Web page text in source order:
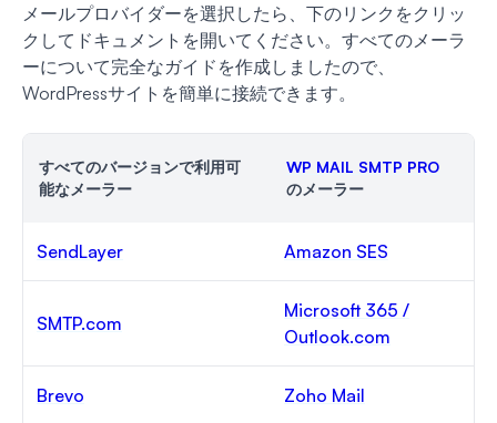
メールプロバイダーを選択したら、下のリンクをクリッ
クしてドキュメントを開いてください。すべてのメーラ
ーについて完全なガイドを作成しましたので、
WordPressサイトを簡単に接続できます。
すべてのバージョンで利用可
能なメーラー
WP MAIL SMTP PRO
のメーラー
SendLayer Amazon SES
SMTP.com
Microsoft 365 /
Outlook.com
Brevo Zoho Mail